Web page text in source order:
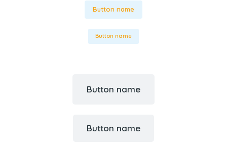
Button name
Button name
Button name
Button name